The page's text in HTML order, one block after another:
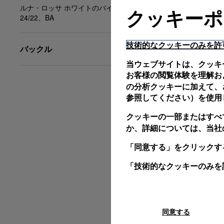
ルナ・ロッサ ホワイトのバイマテリアル、XL、
24/22、BA
バックル
クッキー
技術的なクッキーのみを
当ウェブサイトは、クッ
お客様の閲覧体験を理解
の分析クッキーに加えて
参照してください）を使
クッキーの一部またはす
か、詳細については、当社
「同意する」をクリック
「技術的なクッキーのみ
同意する